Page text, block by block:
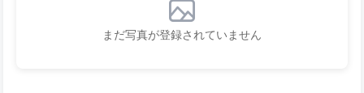
まだ写真が登録されていません